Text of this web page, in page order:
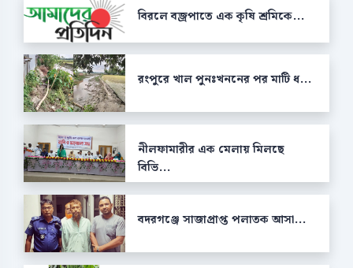
বিরলে বজ্রপাতে এক কৃষি শ্রমিকে...
রংপুরে খাল পুনঃখননের পর মাটি ধ...
নীলফামারীর এক মেলায় মিলছে
বিভি...
বদরগঞ্জে সাজাপ্রাপ্ত পলাতক আসা...